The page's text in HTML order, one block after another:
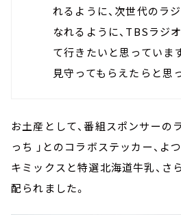
れるように、次世代のラ
なれるように、TBSラジ
て行きたいと思っていま
見守ってもらえたらと思
お土産として、番組スポンサーの
っち 」とのコラボステッカー、よ
キミックスと特選北海道牛乳、さ
配られました。